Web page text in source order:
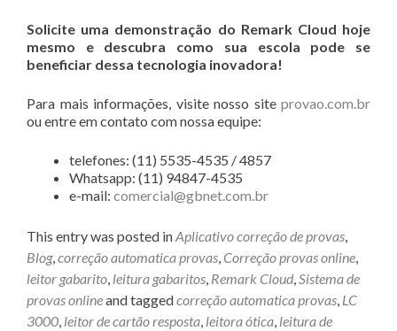
Solicite uma demonstração do Remark Cloud hoje
mesmo e descubra como sua escola pode se
beneficiar dessa tecnologia inovadora!
Para mais informações, visite nosso site provao.com.br
ou entre em contato com nossa equipe:
telefones: (11) 5535-4535 / 4857
Whatsapp: (11) 94847-4535
e-mail: comercial@gbnet.com.br
This entry was posted inAplicativo correção de provas,
Blog,correção automatica provas, Correção provas online,
leitor gabarito, leitura gabaritos, Remark Cloud,Sistema de
provas onlineand taggedcorreção automatica provas, LC
3000, leitor de cartão resposta, leitora ótica, leitura de